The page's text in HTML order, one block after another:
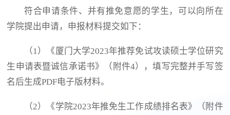
符合申请条件、并有推免意愿的学生，可以向所在
学院提出申请，申报材料提交如下：
（1）《厦门大学2023年推荐免试攻读硕士学位研究
生申请表暨诚信承诺书》（附件4），填写完整并手写签
名后生成PDF电子版材料。
（2）《学院2023年推免生工作成绩排名表》（附件